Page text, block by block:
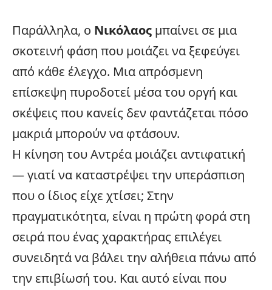
Παράλληλα, ο Νικόλαος μπαίνει σε μια
σκοτεινή φάση που μοιάζει να ξεφεύγει
από κάθε έλεγχο. Μια απρόσμενη
επίσκεψη πυροδοτεί μέσα του οργή και
σκέψεις που κανείς δεν φαντάζεται πόσο
μακριά μπορούν να φτάσουν.
Η κίνηση του Αντρέα μοιάζει αντιφατική
— γιατί να καταστρέψει την υπεράσπιση
που ο ίδιος είχε χτίσει; Στην
πραγματικότητα, είναι η πρώτη φορά στη
σειρά που ένας χαρακτήρας επιλέγει
συνειδητά να βάλει την αλήθεια πάνω από
την επιβίωσή του. Και αυτό είναι που